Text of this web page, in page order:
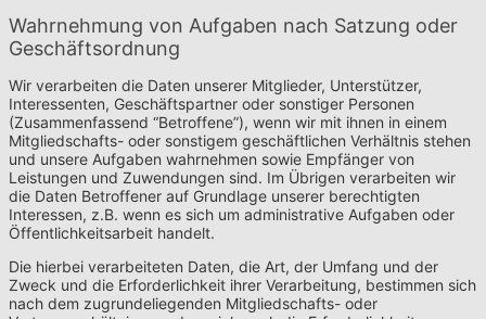
Wahrnehmung von Aufgaben nach Satzung oder
Geschäftsordnung
Wir verarbeiten die Daten unserer Mitglieder, Unterstützer,
Interessenten, Geschäftspartner oder sonstiger Personen
(Zusammenfassend “Betroffene”), wenn wir mit ihnen in einem
Mitgliedschafts- oder sonstigem geschäftlichen Verhältnis stehen
und unsere Aufgaben wahrnehmen sowie Empfänger von
Leistungen und Zuwendungen sind. Im Übrigen verarbeiten wir
die Daten Betroffener auf Grundlage unserer berechtigten
Interessen, z.B. wenn es sich um administrative Aufgaben oder
Öffentlichkeitsarbeit handelt.
Die hierbei verarbeiteten Daten, die Art, der Umfang und der
Zweck und die Erforderlichkeit ihrer Verarbeitung, bestimmen sich
nach dem zugrundeliegenden Mitgliedschafts- oder